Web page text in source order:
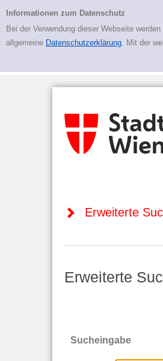
Erweiterte Suche
Informationen zum Datenschutz
Bei der Verwendung dieser Webseite werden
allgemeine Datenschutzerklärung. Mit der
Erweiterte
Erweiterte
Sucheingabe